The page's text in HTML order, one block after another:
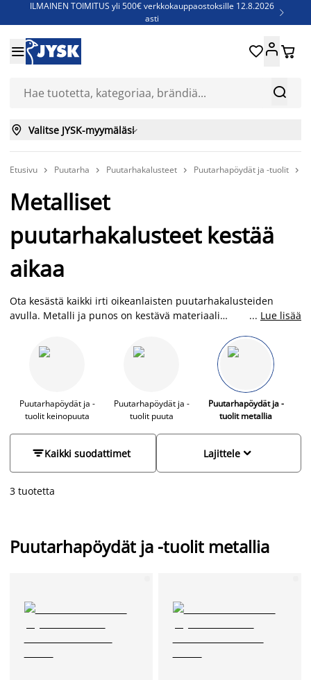
ILMAINEN TOIMITUS yli 500€ verkkokauppaostoksille 12.8.2026
asti

Jenkkisänkyjä - Säästä jopa 60%


 
 Valitse JYSK-myymäläsi
Etusivu  Puutarha  Puutarhakalusteet  Puutarhapöydät ja -tuolit 
Metalliset
puutarhakalusteet kestää
aikaa
Ota kesästä kaikki irti oikeanlaisten puutarhakalusteiden
avulla. Metalli ja punos on kestävä materiaali
saippualla. JYSKistä löydät puutarhakaluisteet edulliseen
hintaan eri tyyleissä.
... Lue lisää
Puutarhapöydät ja -
tuolit keinopuuta
Puutarhapöydät ja -
tuolit puuta
Puutarhapöydät ja -
tuolit metallia
Kaikki suodattimet 
Lajittele
3 tuotetta
Puutarhapöydät ja -tuolit metallia